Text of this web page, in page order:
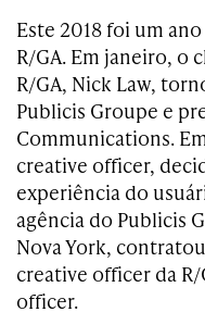
Este 2018 foi um
R/GA. Em janeiro, o
R/GA, Nick Law,
Publicis Groupe e
Communications.
creative officer,
experiência do
agência do Publicis
Nova York,
creative officer da
officer.